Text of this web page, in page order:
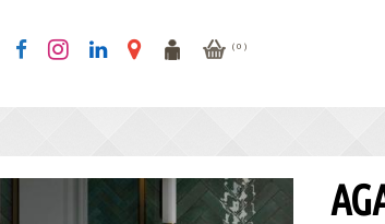
( 0 )